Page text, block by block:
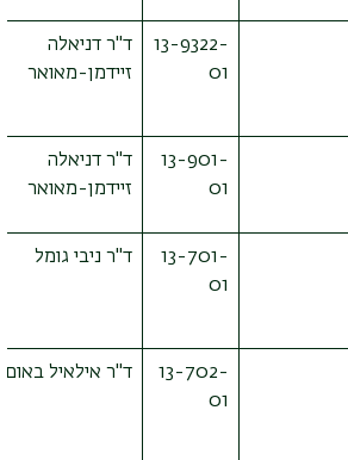
13-9322-
01
ד"ר דניאלה
זיידמן-מאואר
13-901-
01
ד"ר דניאלה
זיידמן-מאואר
13-701-
01
ד"ר ניבי גומל
13-702-
01
ד"ר אילאיל באום